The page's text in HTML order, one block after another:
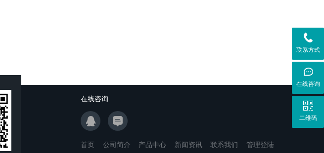
在线咨询
首页 公司简介 产品中心 新闻资讯 联系我们 管理登陆
联系方式
在线咨询
二维码